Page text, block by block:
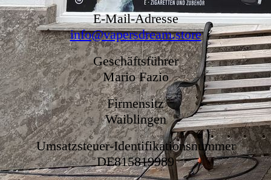
E-Mail-Adresse
info@vapersdream.store
Geschäftsführer
Mario Fazio
Firmensitz
Waiblingen
Umsatzsteuer-Identifikationsnummer
DE815819989